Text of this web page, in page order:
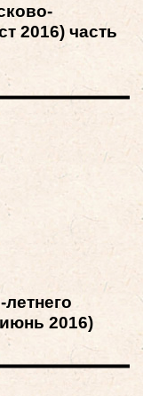
2016) часть
2016)